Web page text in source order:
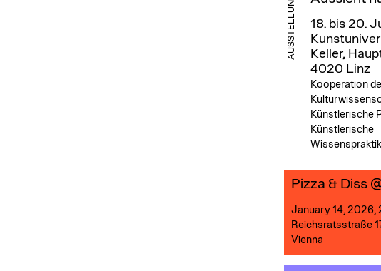
AUSSTELLUNG
18. bis 20.
Keller,
4020 Linz
Kooperation
Künstlerische
Künstlerische
Pizza & Diss
January 14, 2026,
Reichsratsstraße
Vienna